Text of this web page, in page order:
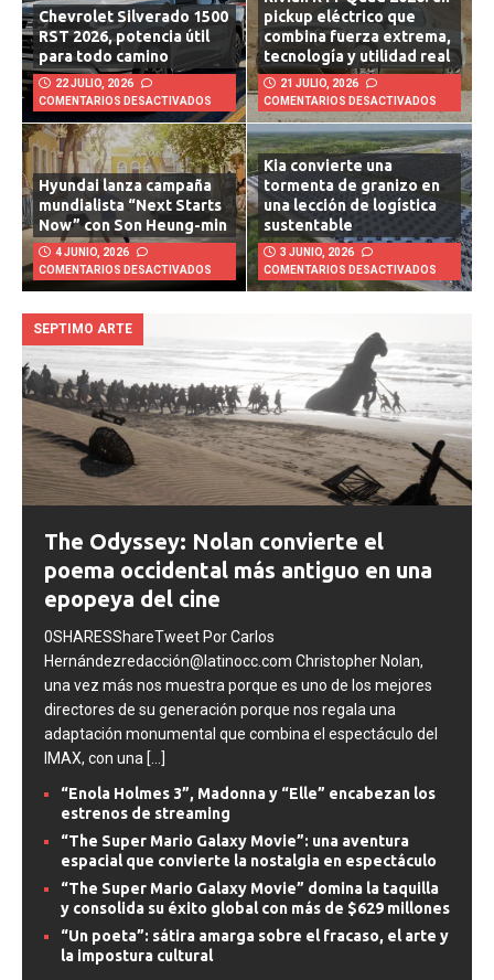
Chevrolet Silverado 1500
RST 2026, potencia útil
para todo camino
22 JULIO, 2026
COMENTARIOS DESACTIVADOS
Rivian R1T Quad 2026: un
pickup eléctrico que
combina fuerza extrema,
tecnología y utilidad real
21 JULIO, 2026
COMENTARIOS DESACTIVADOS
Hyundai lanza campaña
mundialista “Next Starts
Now” con Son Heung-min
4 JUNIO, 2026
COMENTARIOS DESACTIVADOS
Kia convierte una
tormenta de granizo en
una lección de logística
sustentable
3 JUNIO, 2026
COMENTARIOS DESACTIVADOS
SEPTIMO ARTE
The Odyssey: Nolan convierte el
poema occidental más antiguo en una
epopeya del cine
0SHARESShareTweet Por Carlos
Hernándezredacción@latinocc.com Christopher Nolan,
una vez más nos muestra porque es uno de los mejores
directores de su generación porque nos regala una
adaptación monumental que combina el espectáculo del
IMAX, con una [...]
“Enola Holmes 3”, Madonna y “Elle” encabezan los
estrenos de streaming
“The Super Mario Galaxy Movie”: una aventura
espacial que convierte la nostalgia en espectáculo
“The Super Mario Galaxy Movie” domina la taquilla
y consolida su éxito global con más de $629 millones
“Un poeta”: sátira amarga sobre el fracaso, el arte y
la impostura cultural